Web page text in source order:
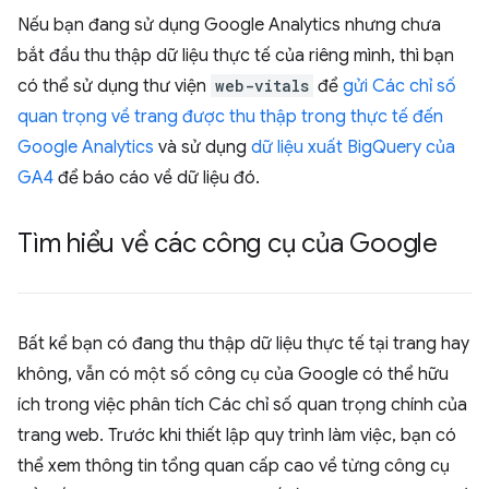
Nếu bạn đang sử dụng Google Analytics nhưng chưa
bắt đầu thu thập dữ liệu thực tế của riêng mình, thì bạn
có thể sử dụng thư viện web-vitals để gửi Các chỉ số
quan trọng về trang được thu thập trong thực tế đến
Google Analytics và sử dụng dữ liệu xuất BigQuery của
GA4 để báo cáo về dữ liệu đó.
Tìm hiểu về các công cụ của Google
Bất kể bạn có đang thu thập dữ liệu thực tế tại trang hay
không, vẫn có một số công cụ của Google có thể hữu
ích trong việc phân tích Các chỉ số quan trọng chính của
trang web. Trước khi thiết lập quy trình làm việc, bạn có
thể xem thông tin tổng quan cấp cao về từng công cụ